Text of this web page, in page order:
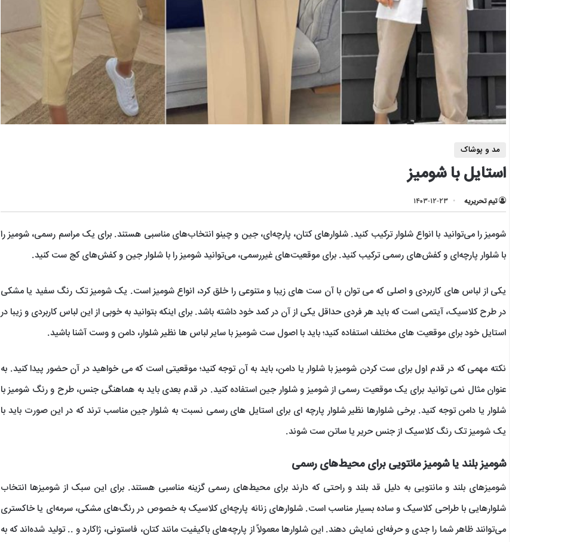
مد و پوشاک
استایل با شومیز
تیم تحریریه ۱۴۰۳-۱۲-۲۳
شومیز را می‌توانید با انواع شلوار ترکیب کنید. شلوارهای کتان، پارچه‌ای، جین و چینو انتخاب‌های مناسبی هستند. برای یک مراسم رسمی، شومیز را
با شلوار پارچه‌ای و کفش‌های رسمی ترکیب کنید. برای موقعیت‌های غیررسمی، می‌توانید شومیز را با شلوار جین و کفش‌های کج ست کنید.
یکی از لباس های کاربردی و اصلی که می توان با آن ست های زیبا و متنوعی را خلق کرد، انواع شومیز است. یک شومیز تک رنگ سفید یا مشکی
در طرح کلاسیک، آیتمی است که باید هر فردی حداقل یکی از آن در کمد خود داشته باشد. برای اینکه بتوانید به خوبی از این لباس کاربردی و زیبا در
استایل خود برای موقعیت های مختلف استفاده کنید؛ باید با اصول ست شومیز با سایر لباس ها نظیر شلوار، دامن و وست آشنا باشید.
نکته مهمی که در قدم اول برای ست کردن شومیز با شلوار یا دامن، باید به آن توجه کنید؛ موقعیتی است که می خواهید در آن حضور پیدا کنید. به
عنوان مثال نمی توانید برای یک موقعیت رسمی از شومیز و شلوار جین استفاده کنید. در قدم بعدی باید به هماهنگی جنس، طرح و رنگ شومیز با
شلوار یا دامن توجه کنید. برخی شلوارها نظیر شلوار پارچه ای برای استایل های رسمی نسبت به شلوار جین مناسب ترند که در این صورت باید با
یک شومیز تک رنگ کلاسیک از جنس حریر یا ساتن ست شوند.
شومیز بلند یا شومیز مانتویی برای محیط‌های رسمی
شومیزهای بلند و مانتویی به دلیل قد بلند و راحتی که دارند برای محیط‌های رسمی گزینه مناسبی هستند. برای این سبک از شومیزها انتخاب
شلوارهایی با طراحی کلاسیک و ساده بسیار مناسب است. شلوارهای زنانه پارچه‌ای کلاسیک به خصوص در رنگ‌های مشکی، سرمه‌ای یا خاکستری
می‌توانند ظاهر شما را جدی و حرفه‌ای نمایش دهند. این شلوارها معمولاً از پارچه‌های باکیفیت مانند کتان، فاستونی، ژاکارد و .. تولید شده‌اند که به